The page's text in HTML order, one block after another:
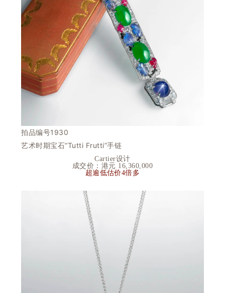
拍品编号1930
艺术时期宝石“Tutti Frutti”手链
Cartier设计
成交价：港元 16,360,000
超逾低估价4倍多